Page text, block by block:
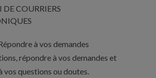
DE COURRIERS
à vos demandes
répondre à vos demandes et
vos questions ou doutes.